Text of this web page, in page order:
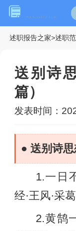
述职报告之家>述职
送别诗
篇）
发表时间：
● 送别诗
1.一日
经·王风·采葛
2.黄鹄